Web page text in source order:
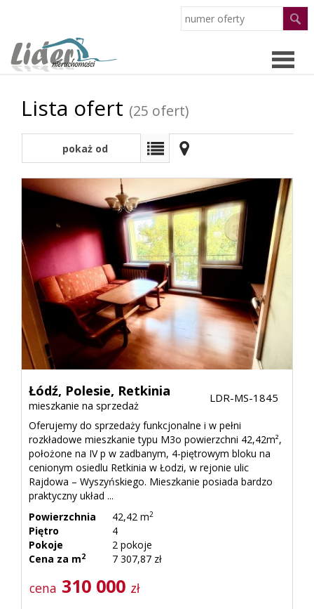
O
firmie
RODO
Lista ofert (25 ofert)
pokaż od
najnowszych
Łódź, Polesie, Retkinia
mieszkanie na sprzedaż
LDR-MS-1845
Oferujemy do sprzedaży funkcjonalne i w pełni
rozkładowe mieszkanie typu M3o powierzchni 42,42m²,
położone na IV p w zadbanym, 4-piętrowym bloku na
cenionym osiedlu Retkinia w Łodzi, w rejonie ulic
Rajdowa – Wyszyńskiego. Mieszkanie posiada bardzo
praktyczny układ ...
Powierzchnia
42,42 m2
Piętro
4
Pokoje
2 pokoje
Cena za m2 7 307,87 zł
cena 310 000 zł